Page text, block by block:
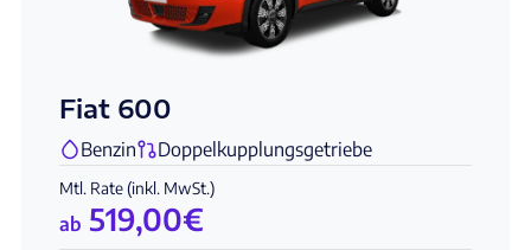
Fiat 600
Benzin Doppelkupplungsgetriebe
Mtl. Rate (inkl. MwSt.)
ab 519,00€